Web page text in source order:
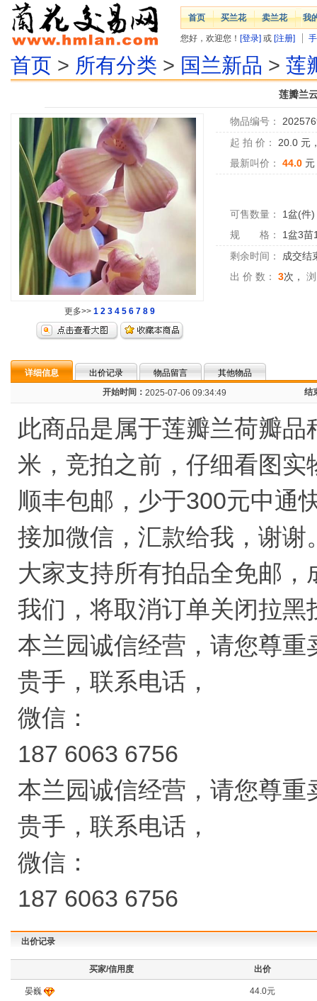
首页 买兰花 卖兰花 我
您好，欢迎您！ [登录] 或 [注册]
首页 > 所有分类 > 国兰新品 > 莲
莲瓣兰
更多>> 1 2 3 4 5 6 7 8 9
物品编号：
起 拍 价：
20.0 元
最新叫价：
44.0 元
可售数量： 1盆(件)
规 格：
1盆3苗
剩余时间：
成交结
出 价 数：
3次，
详细信息 出价记录 物品留言
其他物品
开始时间： 2025-07-06 09:34:49 结
此商品是属于莲瓣兰荷瓣
米，竞拍之前，仔细看图
顺丰包邮，少于300元中通
接加微信，汇款给我，谢
大家支持所有拍品全免邮
我们，将取消订单关闭拉黑
本兰园诚信经营，请您尊
贵手，联系电话，
微信：
187 6063 6756
本兰园诚信经营，请您尊
贵手，联系电话，
微信：
187 6063 6756
出价记录
买家/信用度 出价
晏巍 44.0元